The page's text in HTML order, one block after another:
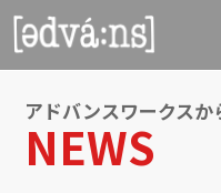
アドバンスワークスか
NEWS